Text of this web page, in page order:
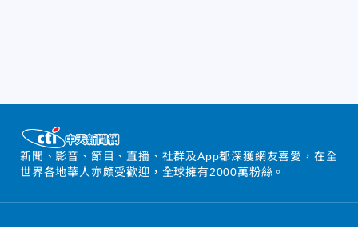
新聞、影音、節目、直播、社群及App都深獲網友喜愛，在全
世界各地華人亦頗受歡迎，全球擁有2000萬粉絲。